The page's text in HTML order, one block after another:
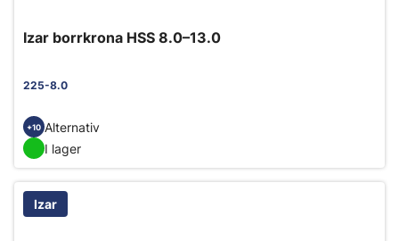
Izar borrkrona HSS 8.0–13.0
225-8.0
+10 Alternativ
I lager
Izar